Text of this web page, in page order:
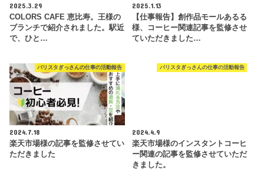
2025.3.29
COLORS CAFE 恵比寿。王様の
ブランチで紹介されました。駅近
で、ひと…
2025.1.13
【仕事報告】創作品モールあるる
様、コーヒー関連記事を監修させ
ていただきました…
バリスタぎっさんの仕事の活動報告
2024.7.18
楽天市場様の記事を監修させてい
ただきました
バリスタぎっさんの仕事の活動報告
2024.4.9
楽天市場様のインスタントコーヒ
ー関連の記事を監修させていただ
きました。